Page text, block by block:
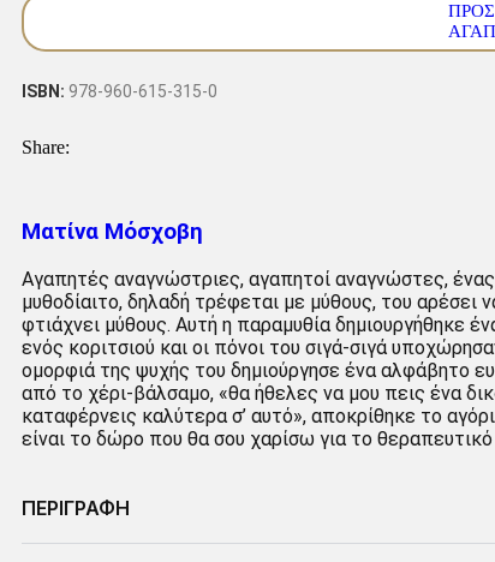
ISBN: 978-960-615-315-0
Share:
Ματίνα Μόσχοβη
Αγαπητές αναγνώστριες, αγαπητοί αναγνώστες,
μυθοδίαιτο, δηλαδή τρέφεται με μύθους, του αρέσει
φτιάχνει μύθους. Αυτή η παραμυθία δημιουργήθηκε
ενός κοριτσιού και οι πόνοι του σιγά-σιγά
ομορφιά της ψυχής του δημιούργησε ένα αλφάβητο
από το χέρι-βάλσαμο, «θα ήθελες να μου πεις ένα
καταφέρνεις καλύτερα σ’ αυτό», αποκρίθηκε το
είναι το δώρο που θα σου χαρίσω για το θεραπευτικό
ΠΕΡΙΓΡΑΦΗ